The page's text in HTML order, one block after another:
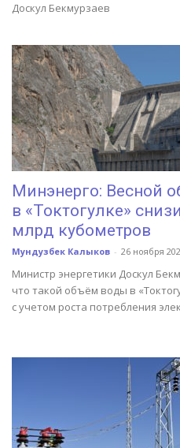
Доскул Бекмурзаев
Минэнерго: Весной
в «Токтогулке»
млрд кубометров
Мундузбек Калыков - 26 ноября
Министр энергетики Доскул
что такой объём воды в
с учетом роста потребления